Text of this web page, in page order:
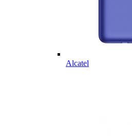
Alcatel